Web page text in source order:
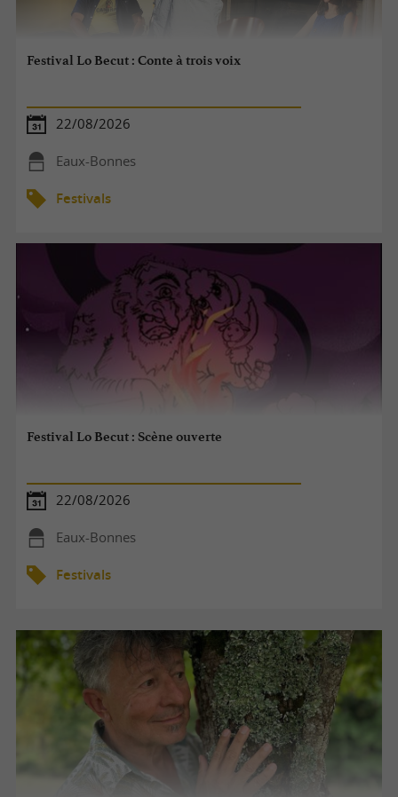
Festival Lo Becut : Conte à trois voix
22/08/2026
Eaux-Bonnes
Festivals
Festival Lo Becut : Scène ouverte
22/08/2026
Eaux-Bonnes
Festivals